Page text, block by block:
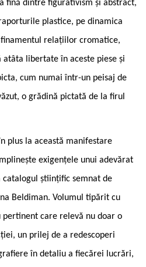
fină dintre figurativism și abstract,
plastice, pe dinamica
relațiilor cromatice,
atâta libertate în aceste piese și
cum numai într-un peisaj de
o grădină pictată de la firul
plus la această manifestare
exigențele unui adevărat
științific semnat de
Beldiman. Volumul tipărit cu
pertinent care relevă nu doar o
un prilej de a redescoperi
în detaliu a fiecărei lucrări,